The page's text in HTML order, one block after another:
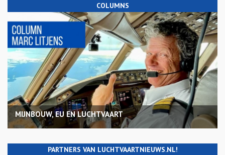
COLUMNS
MIJNBOUW, EU EN LUCHTVAART
PARTNERS VAN LUCHTVAARTNIEUWS.NL!